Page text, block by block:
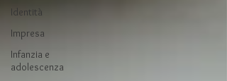
Identità
Impresa
Infanzia e
adolescenza